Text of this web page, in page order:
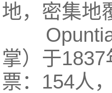
地，密集地
掌）于
票：154人